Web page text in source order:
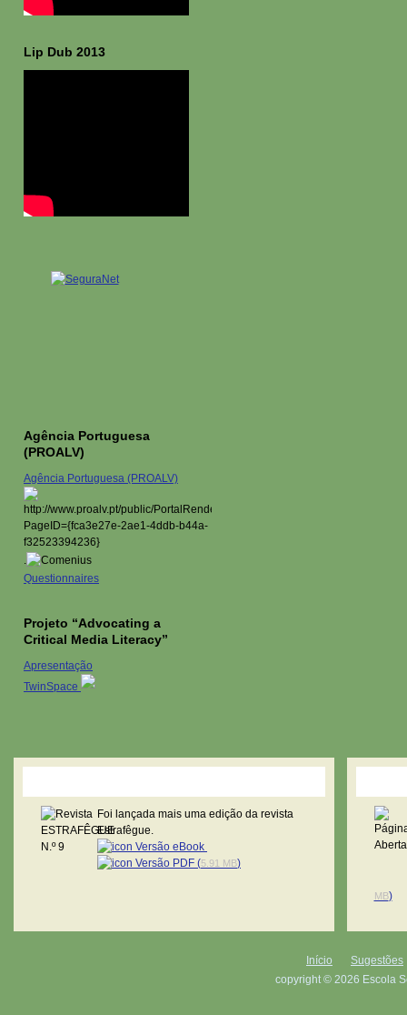
Lip Dub 2013
Agência Portuguesa
(PROALV)
Agência Portuguesa (PROALV)
.
Questionnaires
Projeto “Advocating a
Critical Media Literacy”
Apresentação
TwinSpace
Foi lançada mais uma edição da revista
Estrafêgue.
Versão eBook
Versão PDF (5.91 MB)
MB)
Início
Sugestões
copyright © 2026 Escola